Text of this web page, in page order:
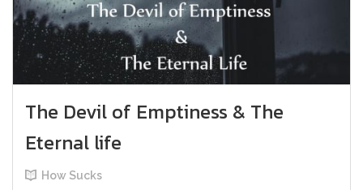
The Devil of Emptiness & The
Eternal life
How Sucks